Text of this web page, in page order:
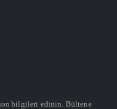
bilgileri edinin. Bültene